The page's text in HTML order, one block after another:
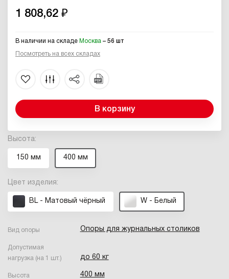
Высота:
150 мм 400 мм
Цвет изделия:
BL - Матовый чёрный W - Белый
Вид опоры Опоры для журнальных столиков
Допустимая
нагрузка (на 1 шт.)
до 60 кг
Высота 400 мм
1 808,62 ₽
В наличии на складе Москва – 56 шт
Посмотреть на всех складах
В корзину